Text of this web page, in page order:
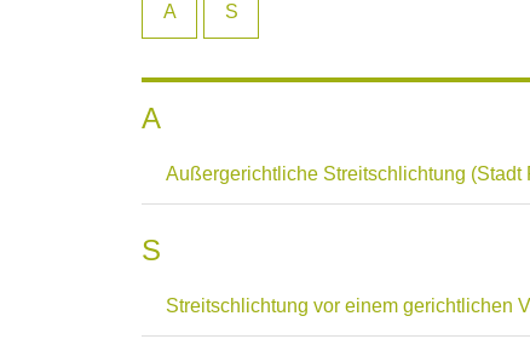
A S
A
Außergerichtliche Streitschlichtung (Stadt
S
Streitschlichtung vor einem gerichtlichen